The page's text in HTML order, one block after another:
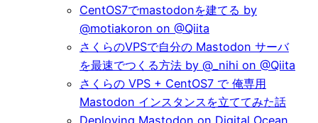
CentOS7でmastodonを建てる by
@motiakoron on @Qiita
さくらのVPSで自分の Mastodon サーバ
を最速でつくる方法 by @_nihi on @Qiita
さくらの VPS + CentOS7 で 俺専用
Mastodon インスタンスを立ててみた話